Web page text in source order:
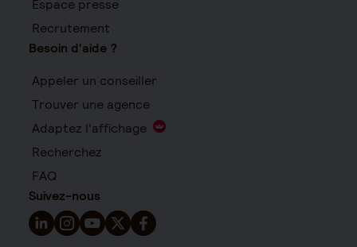
Espace presse
Recrutement
Besoin d'aide ?
Appeler un conseiller
Trouver une agence
Adaptez l'affichage
Recherchez
FAQ
Suivez-nous
Suivez-nous sur LinkedIn - Nouvelle fenêtre
Suivez-nous sur Instagram - Nouvelle fenêtre
Suivez-nous sur YouTube - Nouvelle fenêtre
Suivez-nous sur X - Nouvelle fenêtre
Suivez-nous sur Facebook - Nouvelle